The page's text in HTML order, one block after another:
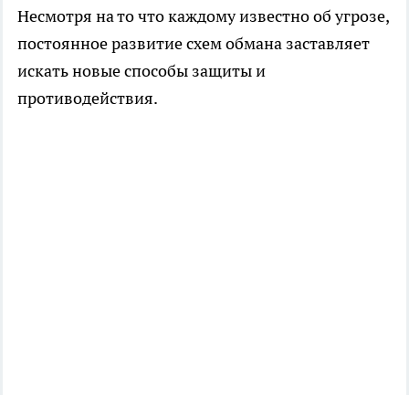
Несмотря на то что каждому известно об угрозе,
постоянное развитие схем обмана заставляет
искать новые способы защиты и
противодействия.